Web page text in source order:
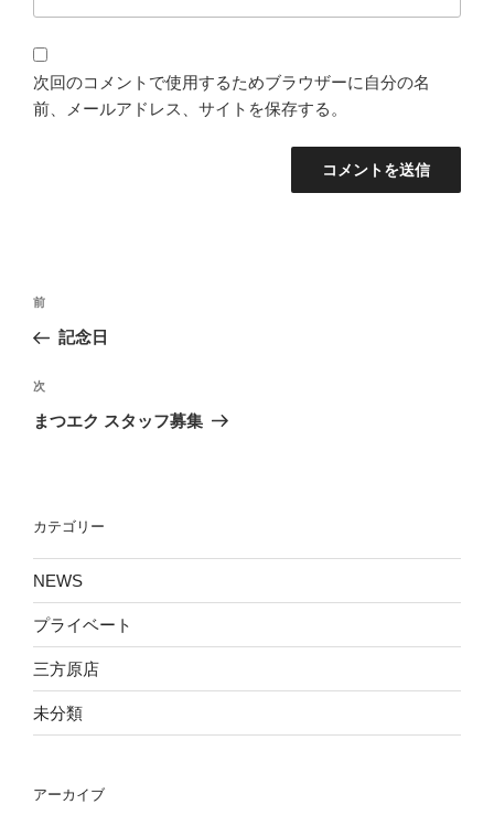
次回のコメントで使用するためブラウザーに自分の名
前、メールアドレス、サイトを保存する。
投
ナ
ビ
ゲ
ン
前
の
稿
前
記念日
次
の
次
まつエク スタッフ募集
カテゴリー
NEWS
プライベート
三方原店
未分類
アーカイブ